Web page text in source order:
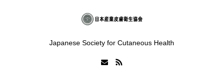
Japanese Society for Cutaneous Health